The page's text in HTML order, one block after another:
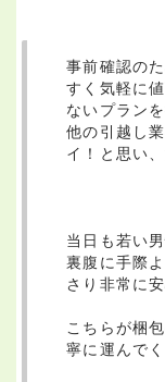
事前確認の
すく気軽に
ないプラン
他の引越し
イ！と思い
当日も若い
裏腹に手際
さり非常に
こちらが梱
寧に運んで